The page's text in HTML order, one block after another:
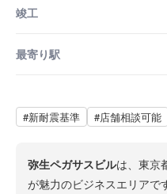
竣工
最寄り駅
#新耐震基準 #店舗相談可能
弥生ペガサスビルは、東京